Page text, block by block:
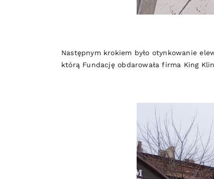
Następnym krokiem było otynkowanie
którą Fundację obdarowała firma King